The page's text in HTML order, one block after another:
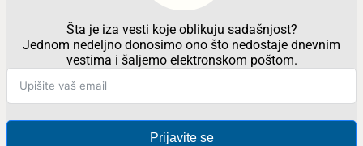
Šta je iza vesti koje oblikuju sadašnjost?
Jednom nedeljno donosimo ono što nedostaje dnevnim
vestima i šaljemo elektronskom poštom.
Prijavite se